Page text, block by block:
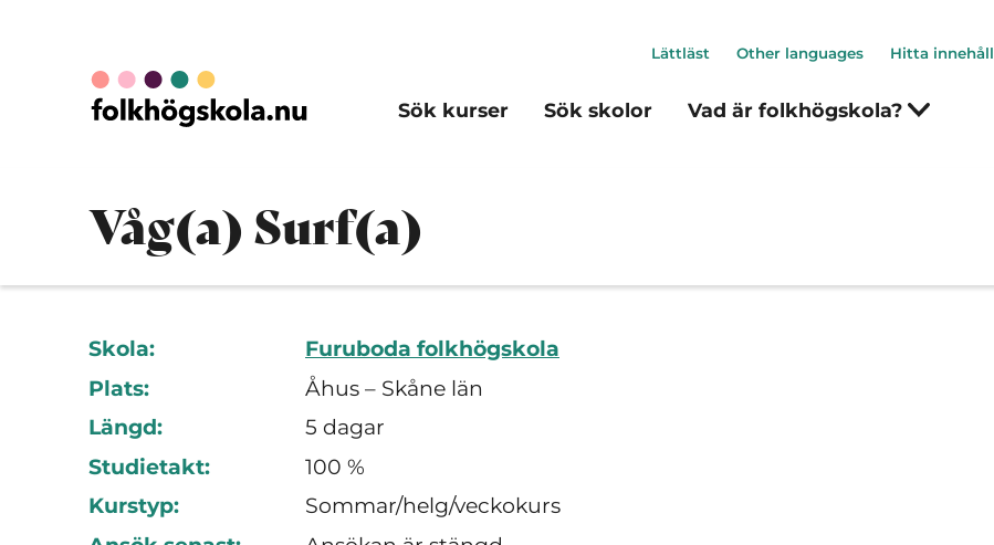
Sök kurser Sök skolor Vad är folkhögskola?
Lättläst Other languages Hitta innehåll
Våg(a) Surf(a)
Skola:
Furuboda folkhögskola
Plats:
Åhus – Skåne län
Längd:
5 dagar
Studietakt:
100 %
Kurstyp:
Sommar/helg/veckokurs